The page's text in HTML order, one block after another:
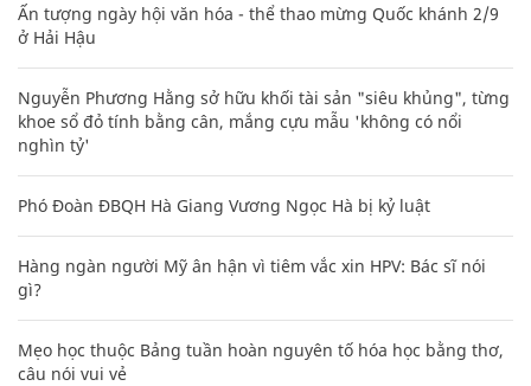
Ấn tượng ngày hội văn hóa - thể thao mừng Quốc khánh 2/9
ở Hải Hậu
Nguyễn Phương Hằng sở hữu khối tài sản "siêu khủng", từng
khoe sổ đỏ tính bằng cân, mắng cựu mẫu 'không có nổi
nghìn tỷ'
Phó Đoàn ĐBQH Hà Giang Vương Ngọc Hà bị kỷ luật
Hàng ngàn người Mỹ ân hận vì tiêm vắc xin HPV: Bác sĩ nói
gì?
Mẹo học thuộc Bảng tuần hoàn nguyên tố hóa học bằng thơ,
câu nói vui vẻ